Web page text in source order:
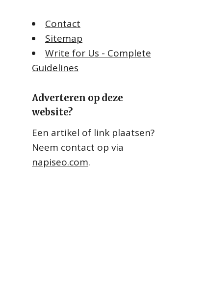
Contact
Sitemap
Write for Us - Complete
Guidelines
Adverteren op deze
website?
Een artikel of link plaatsen?
Neem contact op via
napiseo.com.